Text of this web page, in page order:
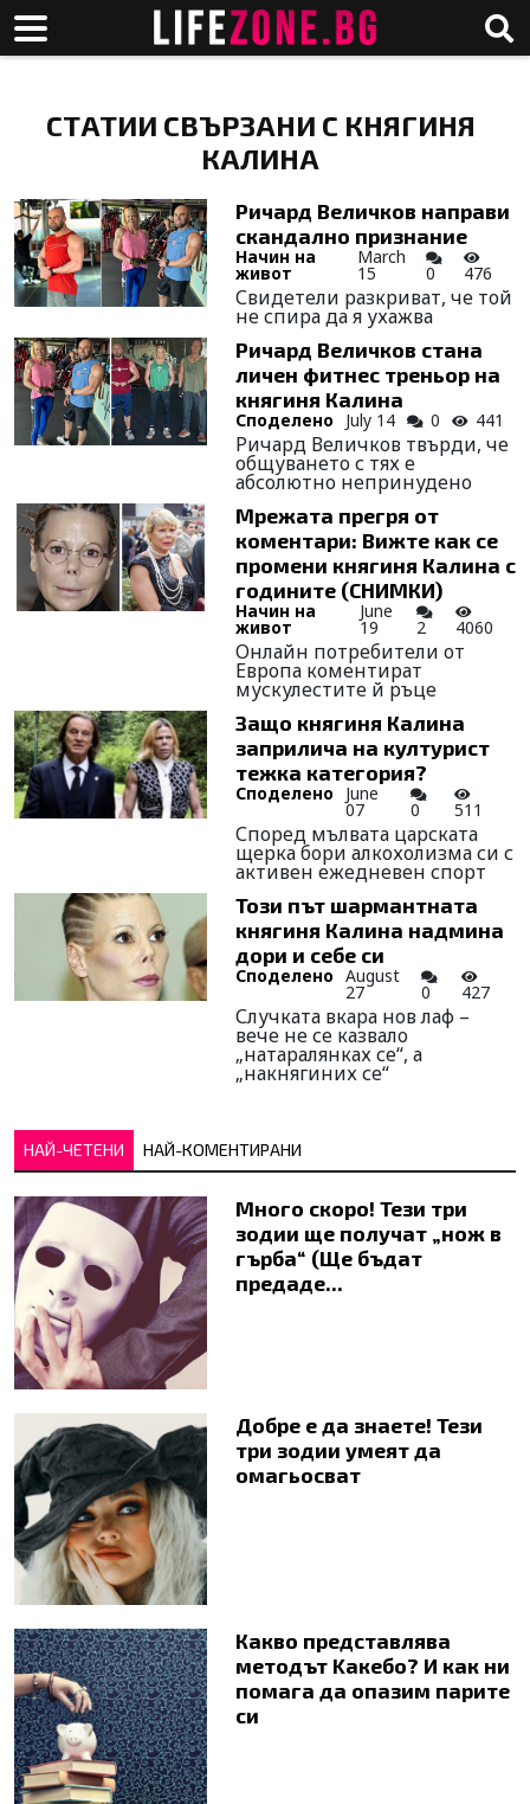
СТАТИИ СВЪРЗАНИ С КНЯГИНЯ
КАЛИНА
Ричард Величков направи
скандално признание
Начин на
живот
March
15 0 476
Свидетели разкриват, че той
не спира да я ухажва
Ричард Величков стана
личен фитнес треньор на
княгиня Калина
Споделено July 14 0 441
Ричард Величков твърди, че
общуването с тях е
абсолютно непринудено
Мрежата прегря от
коментари: Вижте как се
промени княгиня Калина с
годините (СНИМКИ)
Начин на
живот
June
19 2 4060
Онлайн потребители от
Европа коментират
мускулестите й ръце
Защо княгиня Калина
заприлича на културист
тежка категория?
Споделено June
07 0 511
Според мълвата царската
щерка бори алкохолизма си с
активен ежедневен спорт
Този път шармантната
княгиня Калина надмина
дори и себе си
Споделено August
27 0 427
Случката вкара нов лаф –
вече не се казвало
„натаралянках се“, а
„накнягиних се“
НАЙ-ЧЕТЕНИ НАЙ-КОМЕНТИРАНИ
Много скоро! Тези три
зодии ще получат „нож в
гърба“ (Ще бъдат
предаде...
Добре е да знаете! Тези
три зодии умеят да
омагьосват
Какво представлява
методът Kaкебо? И как ни
помага да опазим парите
си